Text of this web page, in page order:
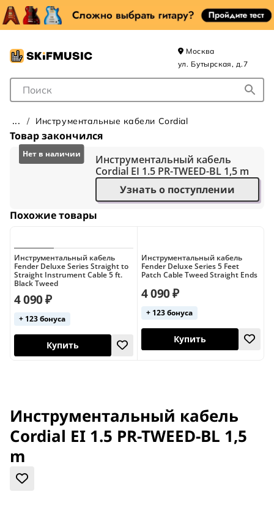
Поле для Поиска
Москва
ул. Бутырская, д.7
Инструментальные кабели Cordial
Товар закончился
Инструментальный кабель
Cordial EI 1.5 PR-TWEED-BL 1,5 m
Узнать о поступлении
Похожие товары
Инструментальный кабель
Fender Deluxe Series Straight to
Straight Instrument Cable 5 ft.
Black Tweed
4 090 ₽
+ 123 бонуса
Инструментальный кабель
Fender Deluxe Series 5 Feet
Patch Cable Tweed Straight Ends
4 090 ₽
+ 123 бонуса
Инструментальный кабель
Cordial EI 1.5 PR-TWEED-BL 1,5
m